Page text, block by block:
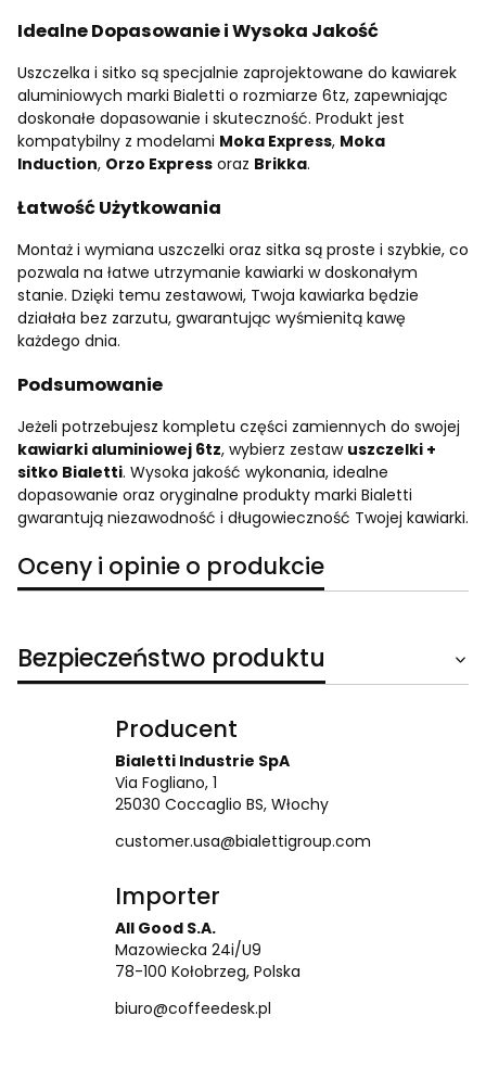
Idealne Dopasowanie i Wysoka Jakość
Uszczelka i sitko są specjalnie zaprojektowane do kawiarek
aluminiowych marki Bialetti o rozmiarze 6tz, zapewniając
doskonałe dopasowanie i skuteczność. Produkt jest
kompatybilny z modelami Moka Express, Moka
Induction, Orzo Express oraz Brikka.
Łatwość Użytkowania
Montaż i wymiana uszczelki oraz sitka są proste i szybkie, co
pozwala na łatwe utrzymanie kawiarki w doskonałym
stanie. Dzięki temu zestawowi, Twoja kawiarka będzie
działała bez zarzutu, gwarantując wyśmienitą kawę
każdego dnia.
Podsumowanie
Jeżeli potrzebujesz kompletu części zamiennych do swojej
kawiarki aluminiowej 6tz, wybierz zestaw uszczelki +
sitko Bialetti. Wysoka jakość wykonania, idealne
dopasowanie oraz oryginalne produkty marki Bialetti
gwarantują niezawodność i długowieczność Twojej kawiarki.
Oceny i opinie o produkcie
Bezpieczeństwo produktu
Producent
Bialetti Industrie SpA
Via Fogliano, 1
25030 Coccaglio BS, Włochy
customer.usa@bialettigroup.com
Importer
All Good S.A.
Mazowiecka 24i/U9
78-100 Kołobrzeg, Polska
biuro@coffeedesk.pl